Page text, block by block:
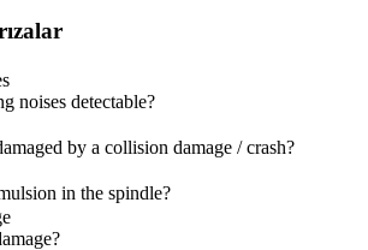
noises detectable?
by a collision damage / crash?
in the spindle?